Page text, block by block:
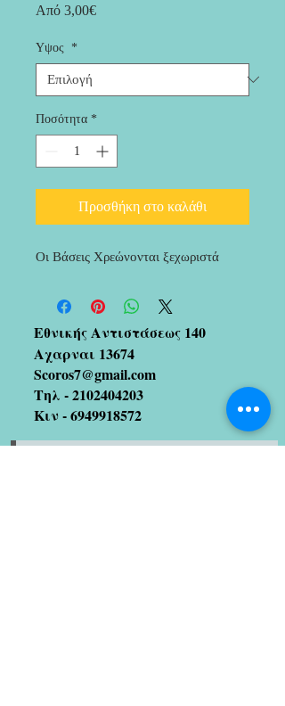
Από 3,00€Τιμή
Υψος *
Ποσότητα *
Προσθήκη στο καλάθι
Οι Βάσεις Χρεώνονται ξεχωριστά
Εθνικής Αντιστάσεως 140
Αχαρναι 13674
Scoros7@gmail.com
Τηλ -2102404203
Κιν -6949918572